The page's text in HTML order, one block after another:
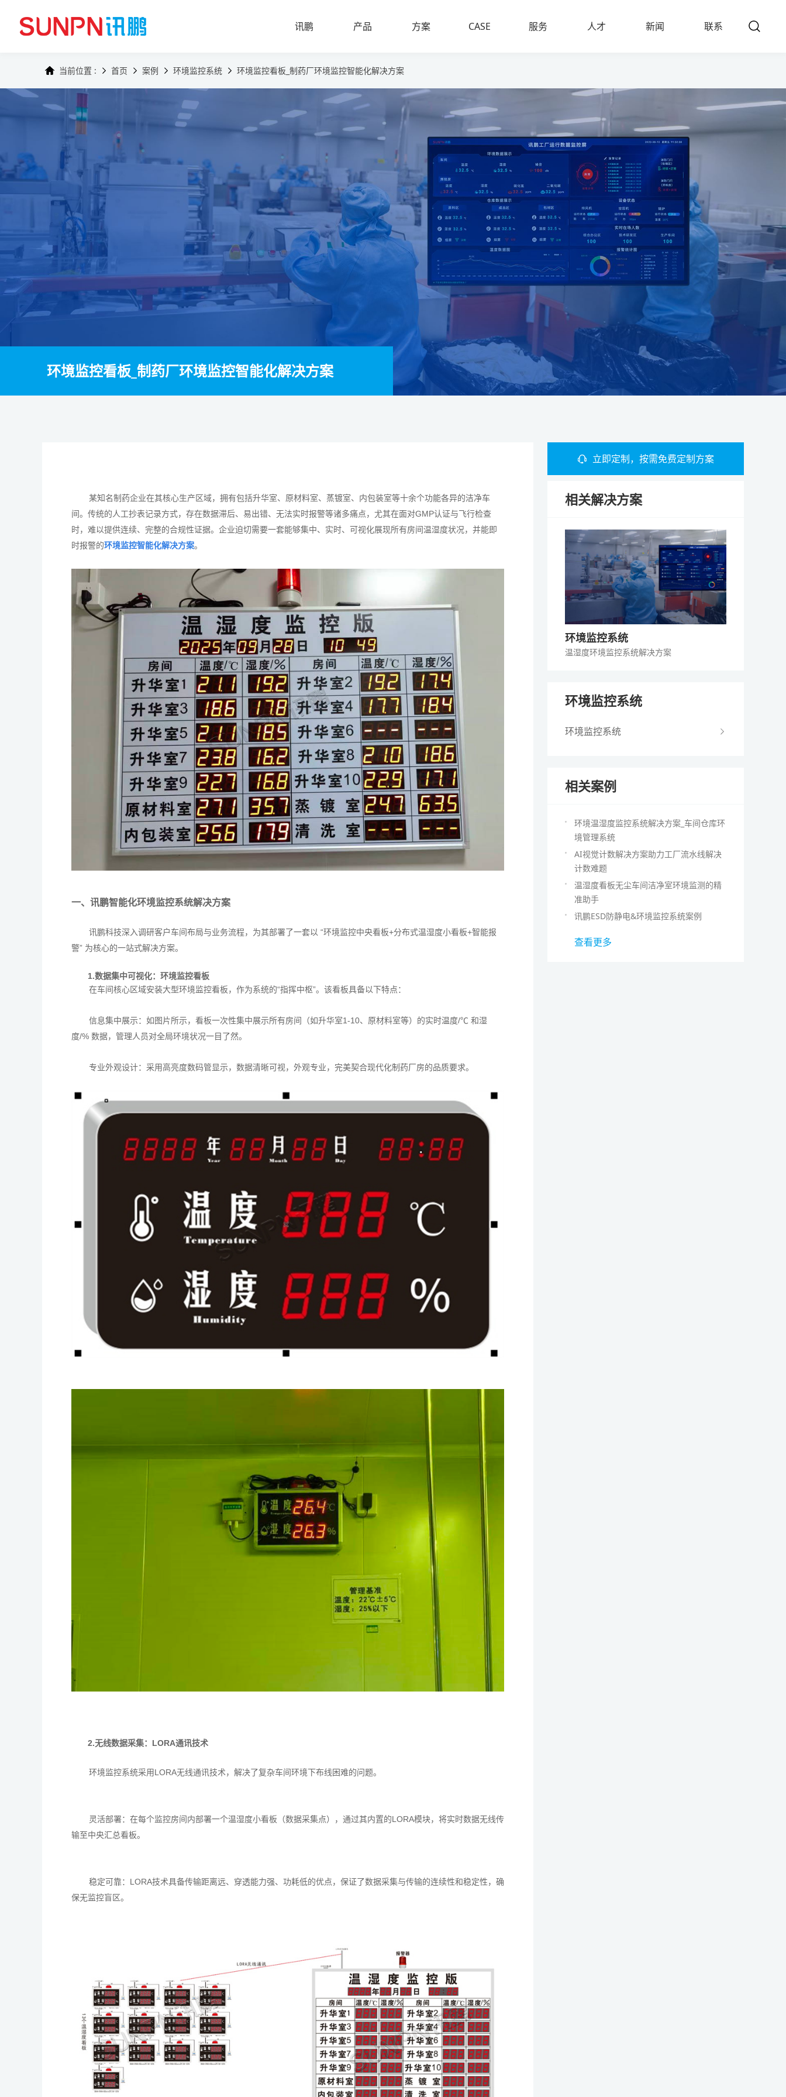
讯鹏
产品
方案
CASE
服务
人才
新闻
联系
当前位置 : 首页 案例 环境监控系统 环境监控看板_制药厂环境监控智能化解决方案
环境监控看板_制药厂环境监控智能化解决方案
某知名制药企业在其核心生产区域，拥有包括升华室、原材料室、蒸镀室、内包装室等十余个功能各异的洁净车
间。传统的人工抄表记录方式，存在数据滞后、易出错、无法实时报警等诸多痛点，尤其在面对GMP认证与飞行检查
时，难以提供连续、完整的合规性证据。企业迫切需要一套能够集中、实时、可视化展现所有房间温湿度状况，并能即
时报警的环境监控智能化解决方案。
一、讯鹏智能化环境监控系统解决方案
讯鹏科技深入调研客户车间布局与业务流程，为其部署了一套以 “环境监控中央看板+分布式温湿度小看板+智能报
警” 为核心的一站式解决方案。
1.数据集中可视化：环境监控看板
在车间核心区域安装大型环境监控看板，作为系统的“指挥中枢”。该看板具备以下特点：
信息集中展示：如图片所示，看板一次性集中展示所有房间（如升华室1-10、原材料室等）的实时温度/℃ 和湿
度/% 数据，管理人员对全局环境状况一目了然。
专业外观设计：采用高亮度数码管显示，数据清晰可视，外观专业，完美契合现代化制药厂房的品质要求。
2.无线数据采集：LORA通讯技术
环境监控系统采用LORA无线通讯技术，解决了复杂车间环境下布线困难的问题。
灵活部署：在每个监控房间内部署一个温湿度小看板（数据采集点），通过其内置的LORA模块，将实时数据无线传
输至中央汇总看板。
稳定可靠：LORA技术具备传输距离远、穿透能力强、功耗低的优点，保证了数据采集与传输的连续性和稳定性，确
保无监控盲区。
立即定制，按需免费定制方案
相关解决方案
环境监控系统
温湿度环境监控系统解决方案
环境监控系统
环境监控系统
相关案例
环境温湿度监控系统解决方案_车间仓库环
境管理系统
AI视觉计数解决方案助力工厂流水线解决
计数难题
温湿度看板无尘车间洁净室环境监测的精
准助手
讯鹏ESD防静电&环境监控系统案例
查看更多